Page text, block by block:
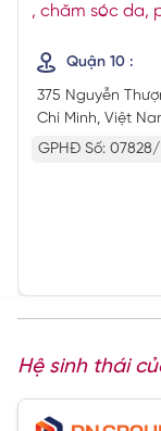
, chăm sóc da,
Quận 10 :
375 Nguyễn
Chí Minh, Việt
GPHĐ Số:
Hệ sinh thái